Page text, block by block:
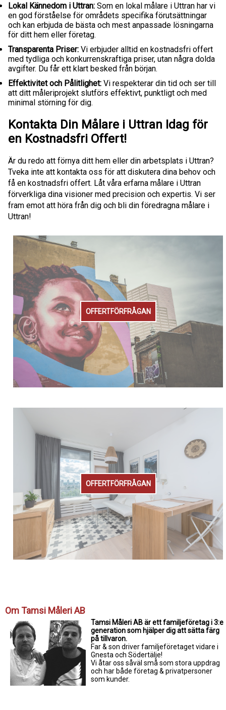
Lokal Kännedom i Uttran: Som en lokal målare i Uttran har vi
en god förståelse för områdets specifika förutsättningar
och kan erbjuda de bästa och mest anpassade lösningarna
för ditt hem eller företag.
Transparenta Priser: Vi erbjuder alltid en kostnadsfri offert
med tydliga och konkurrenskraftiga priser, utan några dolda
avgifter. Du får ett klart besked från början.
Effektivitet och Pålitlighet: Vi respekterar din tid och ser till
att ditt måleriprojekt slutförs effektivt, punktligt och med
minimal störning för dig.
Kontakta Din Målare i Uttran Idag för
en Kostnadsfri Offert!
Är du redo att förnya ditt hem eller din arbetsplats i Uttran?
Tveka inte att kontakta oss för att diskutera dina behov och
få en kostnadsfri offert. Låt våra erfarna målare i Uttran
förverkliga dina visioner med precision och expertis. Vi ser
fram emot att höra från dig och bli din föredragna målare i
Uttran!
OFFERTFÖRFRÅGAN
OFFERTFÖRFRÅGAN
Om Tamsi Måleri AB
Tamsi Måleri AB är ett familjeföretag i 3:e
generation som hjälper dig att sätta färg
på tillvaron.
Far & son driver familjeföretaget vidare i
Gnesta och Södertälje!
Vi åtar oss såväl små som stora uppdrag
och har både företag & privatpersoner
som kunder.